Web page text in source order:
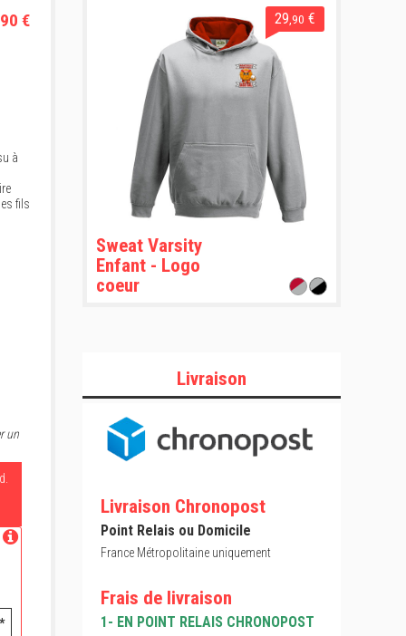
€
à
fils
un
29 ,90 €
Sweat Varsity
Enfant - Logo
coeur
Livraison
Livraison Chronopost
Point Relais ou Domicile
France Métropolitaine uniquement
Frais de livraison
1- EN POINT RELAIS CHRONOPOST